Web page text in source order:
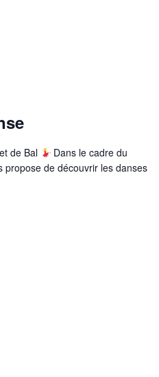
de Bal
Dans le cadre du
propose de découvrir les danses